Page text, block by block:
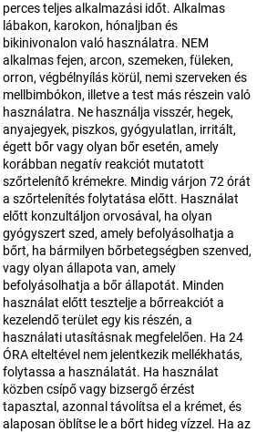
perces teljes alkalmazási időt. Alkalmas
lábakon, karokon, hónaljban és
bikinivonalon való használatra. NEM
alkalmas fejen, arcon, szemeken, füleken,
orron, végbélnyílás körül, nemi szerveken és
mellbimbókon, illetve a test más részein való
használatra. Ne használja visszér, hegek,
anyajegyek, piszkos, gyógyulatlan, irritált,
égett bőr vagy olyan bőr esetén, amely
korábban negatív reakciót mutatott
szőrtelenítő krémekre. Mindig várjon 72 órát
a szőrtelenítés folytatása előtt. Használat
előtt konzultáljon orvosával, ha olyan
gyógyszert szed, amely befolyásolhatja a
bőrt, ha bármilyen bőrbetegségben szenved,
vagy olyan állapota van, amely
befolyásolhatja a bőr állapotát. Minden
használat előtt tesztelje a bőrreakciót a
kezelendő terület egy kis részén, a
használati utasításnak megfelelően. Ha 24
ÓRA elteltével nem jelentkezik mellékhatás,
folytassa a használatát. Ha használat
közben csípő vagy bizsergő érzést
tapasztal, azonnal távolítsa el a krémet, és
alaposan öblítse le a bőrt hideg vízzel. Ha az